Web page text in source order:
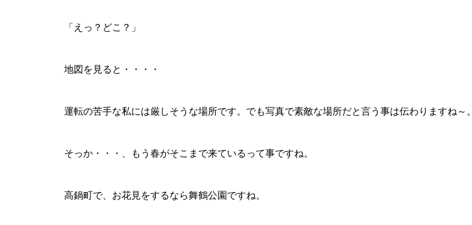
「えっ？どこ？」
地図を見ると・・・・
運転の苦手な私には厳しそうな場所です。でも写真で素敵な場所だと言う事は伝わりますね～。
そっか・・・、もう春がそこまで来ているって事ですね。
高鍋町で、お花見をするなら舞鶴公園ですね。